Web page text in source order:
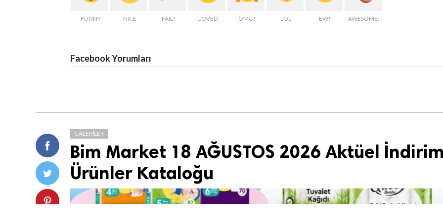
FUNNY NICE FAIL! LOVED OMG! LOL EW! AWESOME!
Facebook Yorumları
GALERILER
Bim Market 18 AĞUSTOS 2026 Aktüel
Ürünler Kataloğu